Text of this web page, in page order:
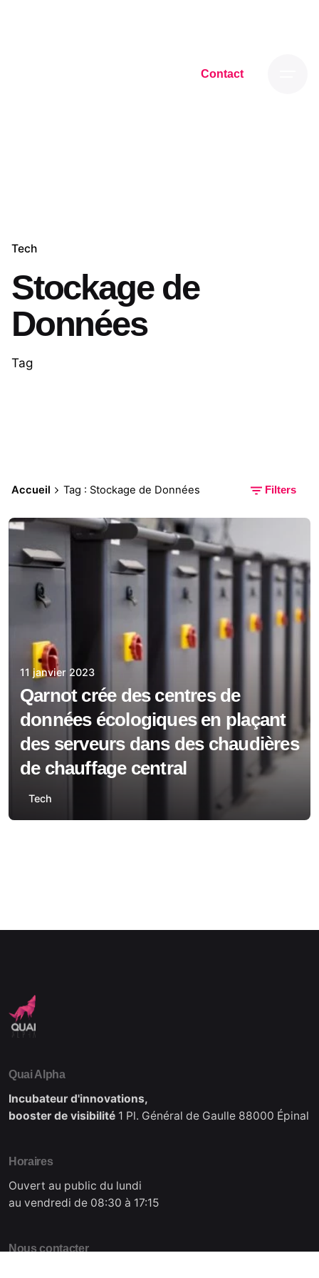
Contact
Tech
Stockage de
Données
Tag
Accueil Tag : Stockage de Données Filters
11 janvier 2023
Qarnot crée des centres de
données écologiques en plaçant
des serveurs dans des chaudières
de chauffage central
Tech
Quai Alpha
Incubateur d'innovations,
booster de visibilité 1 Pl. Général de Gaulle 88000 Épinal
Horaires
Ouvert au public du lundi
au vendredi de 08:30 à 17:15
Nous contacter